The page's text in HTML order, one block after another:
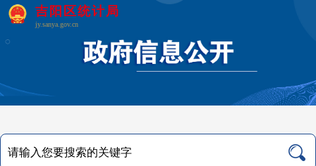
吉阳区统计局
jy.sanya.gov.cn